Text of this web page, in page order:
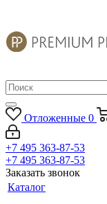
Отложенные 0
+7 495 363-87-53
+7 495 363-87-53
Заказать звонок
Каталог